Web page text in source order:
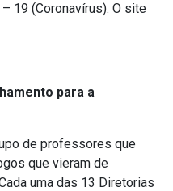
19 (Coronavírus). O site
para a
de professores que
que vieram de
uma das 13 Diretorias